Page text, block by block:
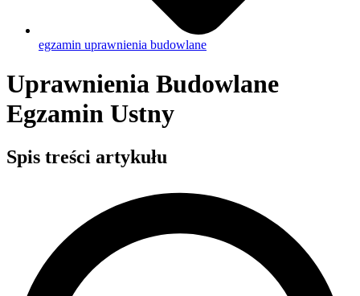
egzamin uprawnienia budowlane
Uprawnienia Budowlane
Egzamin Ustny
Spis treści artykułu